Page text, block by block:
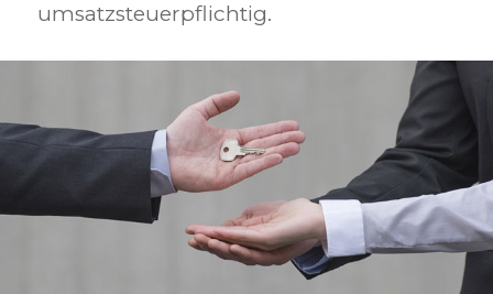
umsatzsteuerpflichtig.